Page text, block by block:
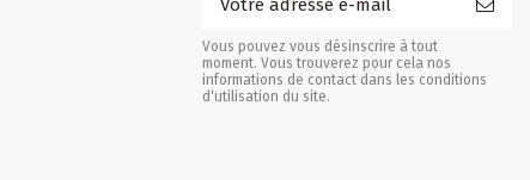
Vous pouvez vous désinscrire à tout
moment. Vous trouverez pour cela nos
informations de contact dans les conditions
d'utilisation du site.